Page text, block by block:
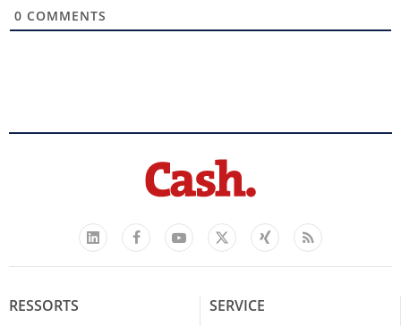
0 COMMENTS
LinkedIn
FacebookYouTube
X
Xing Feed
RESSORTS SERVICE